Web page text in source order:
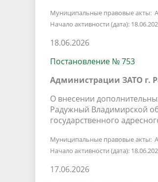
Муниципальные правовые акты:
Начало активности (дата):
18.06.2026
Постановление № 753
Администрации ЗАТО г.
О внесении
Радужный Владимирской
государственного
Муниципальные правовые акты:
Начало активности (дата):
17.06.2026